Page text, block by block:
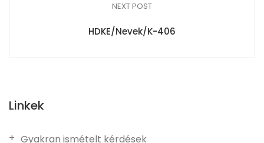
NEXT POST
HDKE/Nevek/K-406
Linkek
Gyakran ismételt kérdések